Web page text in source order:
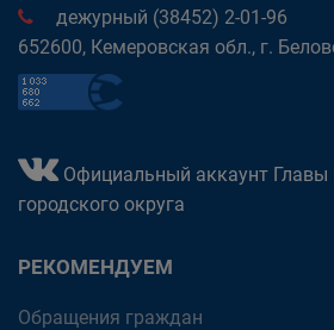
дежурный (38452) 2-01-96
652600, Кемеровская обл., г.
Официальный аккаунт Главы
городского округа
РЕКОМЕНДУЕМ
Обращения граждан